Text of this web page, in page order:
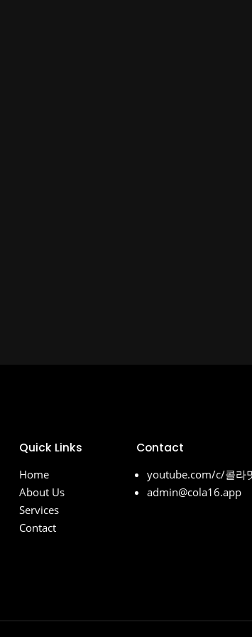
Quick Links
Home
About Us
Services
Contact
Contact
youtube.com/c/콜라
admin@cola16.app